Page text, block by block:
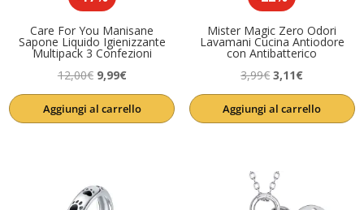
Care For You Manisane
Sapone Liquido Igienizzante
Multipack 3 Confezioni
12,00€ Il
prezzo
originale
9,99€Il
prezzo
attuale
Aggiungi al carrello
Mister Magic Zero Odori
Lavamani Cucina Antiodore
con Antibatterico
3,99€ Il
prezzo
originale
3,11€Il
prezzo
attuale
Aggiungi al carrello